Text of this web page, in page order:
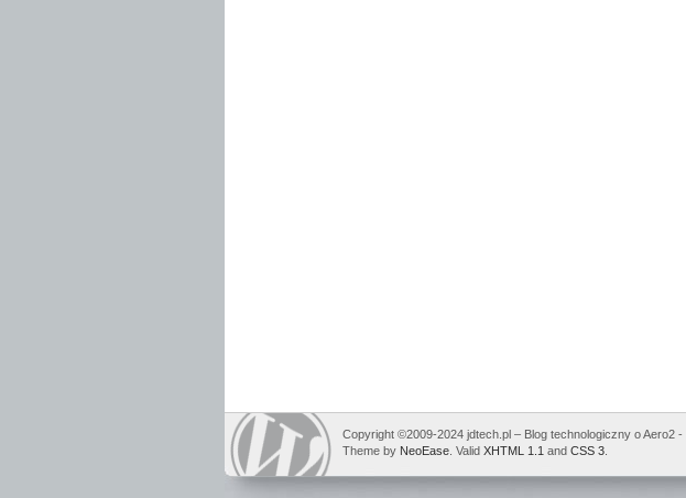
Copyright ©2009-2024 jdtech.pl – Blog technologiczny o Aero2 -
Theme by NeoEase . Valid XHTML 1.1 and CSS 3